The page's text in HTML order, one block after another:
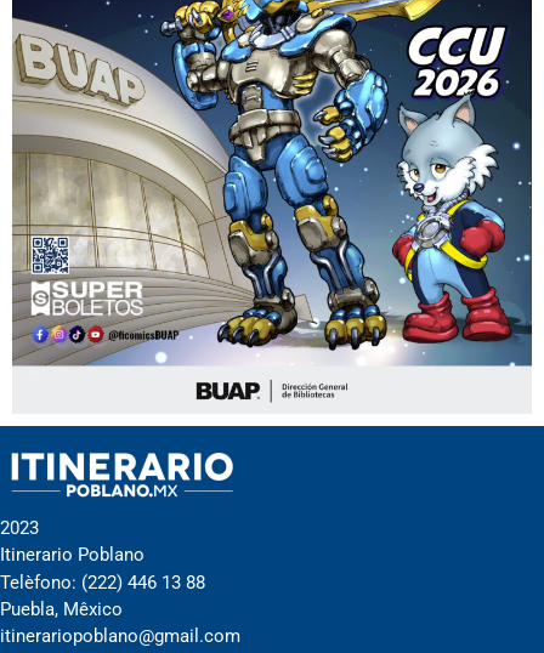
2023
Itinerario Poblano
Telèfono: (222) 446 13 88
Puebla, Mêxico
itinerariopoblano@gmail.com